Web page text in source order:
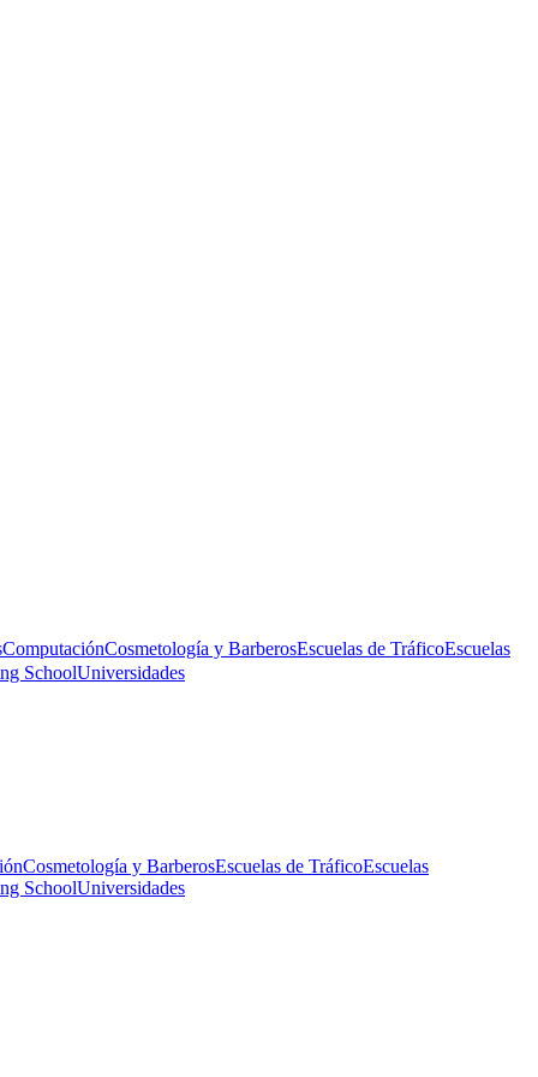
ComputaciónCosmetología y BarberosEscuelas de TráficoEscuelas
SchoolUniversidades
Cosmetología y BarberosEscuelas de TráficoEscuelas
SchoolUniversidades